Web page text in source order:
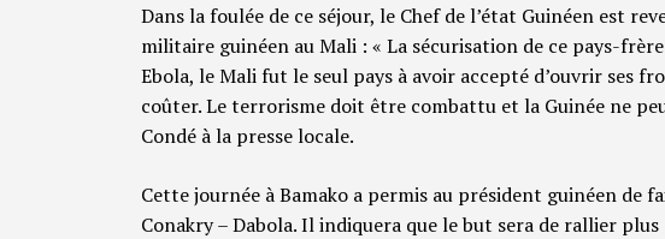
Dans la foulée de ce séjour, le Chef de l’état Guinéen est
militaire guinéen au Mali : « La sécurisation de ce pays-
Ebola, le Mali fut le seul pays à avoir accepté d’ouvrir ses
coûter. Le terrorisme doit être combattu et la Guinée ne
Condé à la presse locale.
Cette journée à Bamako a permis au président guinéen de
Conakry – Dabola. Il indiquera que le but sera de rallier